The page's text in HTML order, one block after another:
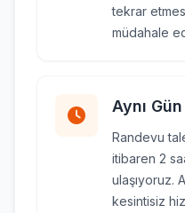
tekrar
müdahale
Aynı
Randevu
itibaren 2
ulaşıyoruz.
kesintisiz